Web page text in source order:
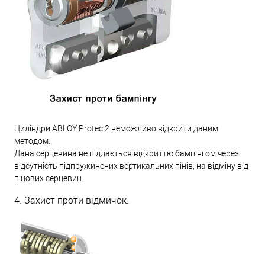
Циліндри ABLOY Protec 2 неможливо відкрити даним
методом.
Дана серцевина не піддається відкриттю бампінгом через
відсутність підпружинених вертикальних пінів, на відміну від
пінових серцевин.
4. Захист проти відмичок.